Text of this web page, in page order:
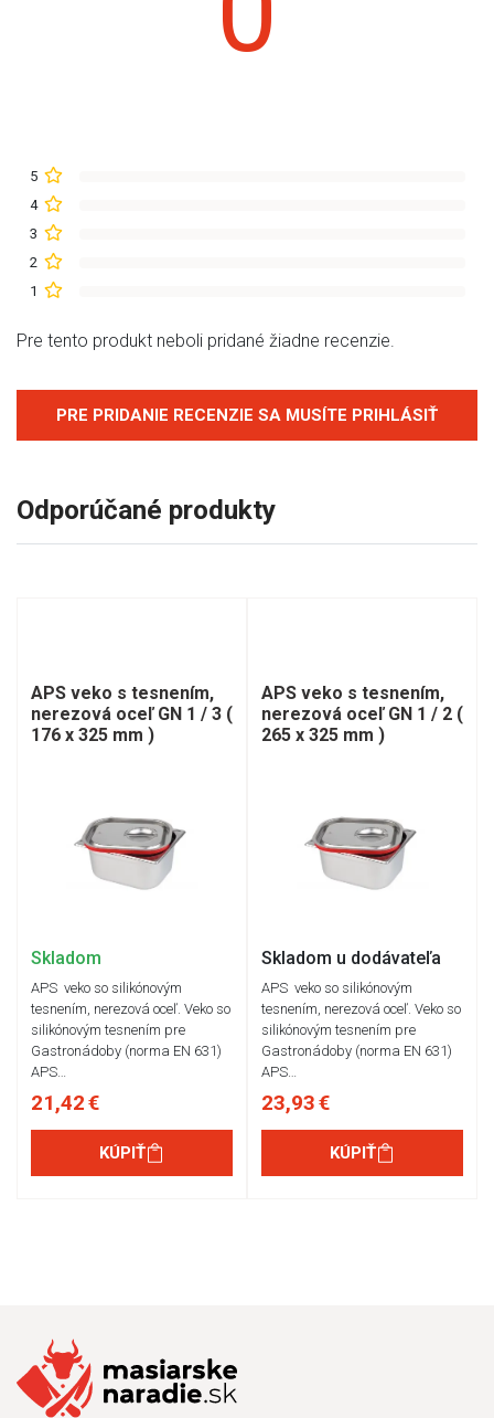
5
4
3
2
1
Pre tento produkt neboli pridané žiadne recenzie.
PRE PRIDANIE RECENZIE SA MUSÍTE PRIHLÁSIŤ
Odporúčané produkty
APS veko s tesnením,
nerezová oceľ GN 1 / 3 (
176 x 325 mm )
Skladom
APS veko so silikónovým
tesnením, nerezová oceľ. Veko so
silikónovým tesnením pre
Gastronádoby (norma EN 631)
APS…
21,42 €
KÚPIŤ
APS veko s tesnením,
nerezová oceľ GN 1 / 2 (
265 x 325 mm )
Skladom u dodávateľa
APS veko so silikónovým
tesnením, nerezová oceľ. Veko so
silikónovým tesnením pre
Gastronádoby (norma EN 631)
APS…
23,93 €
KÚPIŤ